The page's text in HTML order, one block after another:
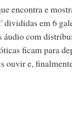
encontra e
divididas em 6
áudio com
ficam para
ouvir e,